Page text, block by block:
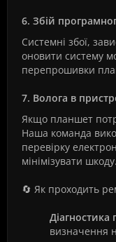
6. Збій
Системні збої,
оновити систему
перепрошивки
7. Волога в
Якщо планшет
Наша команда
перевірку
мінімізувати шкоду.
🔄 Як проходить
визначення